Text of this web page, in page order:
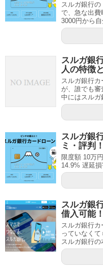
スルガ銀行
で、急な出費
3000円から
スルガ銀
人の特徴
スルガ銀行
が、誰でも審
中にはスルガ
スルガ銀
ミ・評判
限度額 10万
14.9% 遅延
スルガ銀
借入可能
スルガ銀行
っていなくて
スルガ銀行